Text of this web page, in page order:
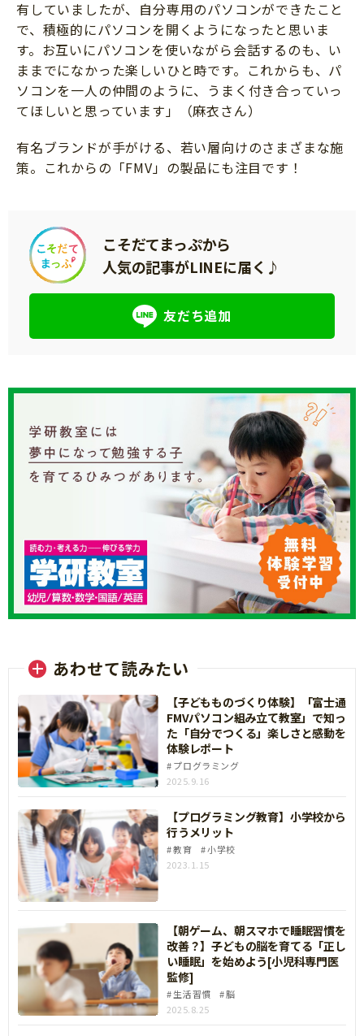
有していましたが、自分専用のパソコンができたこと
で、積極的にパソコンを開くようになったと思いま
す。お互いにパソコンを使いながら会話するのも、い
ままでになかった楽しいひと時です。これからも、パ
ソコンを一人の仲間のように、うまく付き合っていっ
てほしいと思っています」（麻衣さん）
有名ブランドが手がける、若い層向けのさまざまな施
策。これからの「FMV」の製品にも注目です！
こそだてまっぷから
人気の記事がLINEに届く♪
友だち追加
あわせて読みたい
【子どもものづくり体験】「富士通
FMVパソコン組み立て教室」で知っ
た「自分でつくる」楽しさと感動を
体験レポート
プログラミング
2025.9.16
【プログラミング教育】小学校から
行うメリット
教育
小学校
2023.1.15
【朝ゲーム、朝スマホで睡眠習慣を
改善？】子どもの脳を育てる「正し
い睡眠」を始めよう[小児科専門医
監修]
生活習慣
脳
2025.8.25